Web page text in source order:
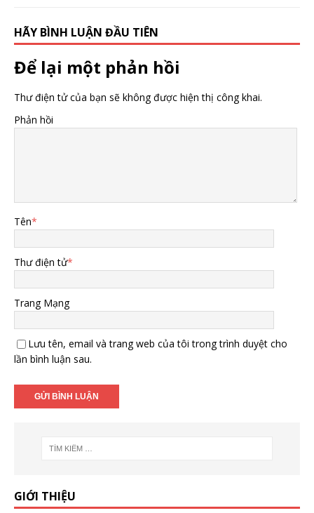
HÃY BÌNH LUẬN ĐẦU TIÊN
Để lại một phản hồi
Thư điện tử của bạn sẽ không được hiện thị công khai.
Phản hồi
Tên*
Thư điện tử*
Trang Mạng
Lưu tên, email và trang web của tôi trong trình duyệt cho
lần bình luận sau.
GIỚI THIỆU